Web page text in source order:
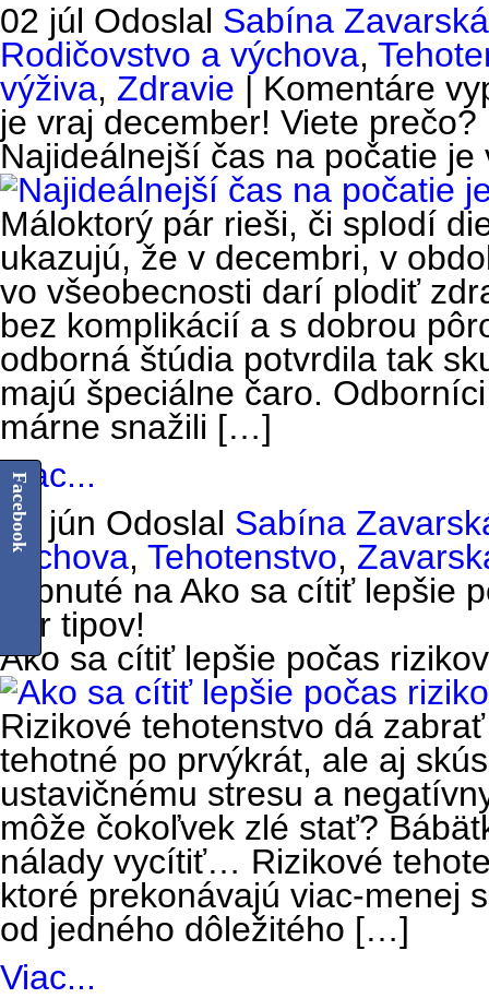
02 júl Odoslal Sabína Zavarská
Rodičovstvo a výchova,
výživa, Zdravie | Komentáre
je vraj december! Viete prečo?
Najideálnejší čas na počatie
Máloktorý pár rieši, či splodí
ukazujú, že v decembri, v
vo všeobecnosti darí plodiť
bez komplikácií a s dobrou
odborná štúdia potvrdila tak
majú špeciálne čaro.
márne snažili […]
Viac...
25 jún Odoslal Sabína
výchova, Tehotenstvo,
vypnuté na Ako sa cítiť lepšie
pár tipov!
Ako sa cítiť lepšie počas
Rizikové tehotenstvo dá
tehotné po prvýkrát, ale aj
ustavičnému stresu a
môže čokoľvek zlé stať?
nálady vycítiť… Rizikové
ktoré prekonávajú viac-menej
od jedného dôležitého […]
Viac...
Facebook